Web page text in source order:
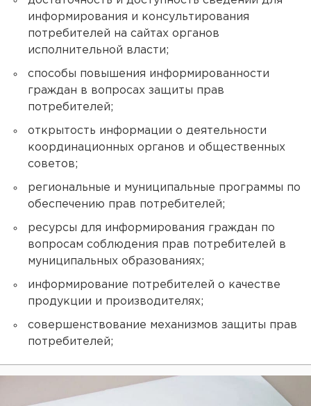
информирования и консультирования
потребителей на сайтах органов
исполнительной власти;
способы повышения информированности
граждан в вопросах защиты прав
потребителей;
открытость информации о деятельности
координационных органов и общественных
советов;
региональные и муниципальные программы по
обеспечению прав потребителей;
ресурсы для информирования граждан по
вопросам соблюдения прав потребителей в
муниципальных образованиях;
информирование потребителей о качестве
продукции и производителях;
совершенствование механизмов защиты прав
потребителей;